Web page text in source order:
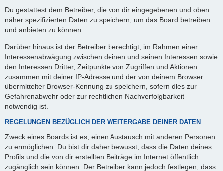
Du gestattest dem Betreiber, die von dir eingegebenen und oben
näher spezifizierten Daten zu speichern, um das Board betreiben
und anbieten zu können.
Darüber hinaus ist der Betreiber berechtigt, im Rahmen einer
Interessenabwägung zwischen deinen und seinen Interessen sowie
den Interessen Dritter, Zeitpunkte von Zugriffen und Aktionen
zusammen mit deiner IP-Adresse und der von deinem Browser
übermittelter Browser-Kennung zu speichern, sofern dies zur
Gefahrenabwehr oder zur rechtlichen Nachverfolgbarkeit
notwendig ist.
REGELUNGEN BEZÜGLICH DER WEITERGABE DEINER DATEN
Zweck eines Boards ist es, einen Austausch mit anderen Personen
zu ermöglichen. Du bist dir daher bewusst, dass die Daten deines
Profils und die von dir erstellten Beiträge im Internet öffentlich
zugänglich sein können. Der Betreiber kann jedoch festlegen, dass